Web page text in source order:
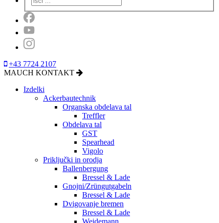
+43 7724 2107
MAUCH KONTAKT
Izdelki
Ackerbautechnik
Organska obdelava tal
Treffler
Obdelava tal
GST
Spearhead
Vigolo
Priključki in orodja
Ballenbergung
Bressel & Lade
Gnojni/Zrüngutgabeln
Bressel & Lade
Dvigovanje bremen
Bressel & Lade
Weidemann